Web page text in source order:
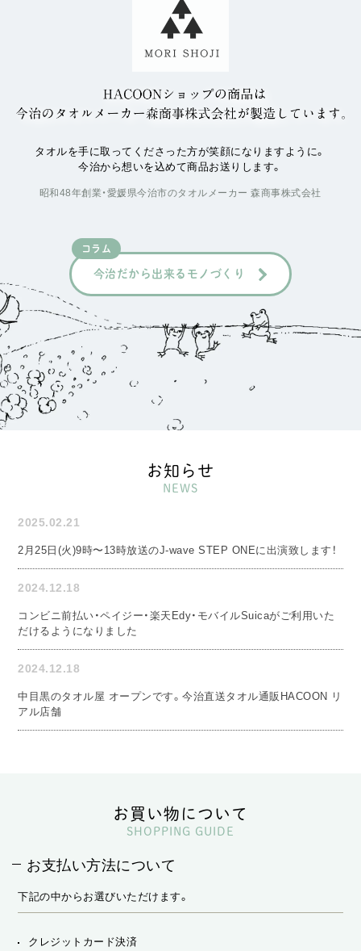
タオルを手に取ってくださった方が笑顔になりますように。
今治から想いを込めて商品お送りします。
昭和48年創業・愛媛県今治市のタオルメーカー 森商事株式会社
コラム
今治だから出来るモノづくり
お知らせ
NEWS
2025.02.21
2月25日(火)9時〜13時放送のJ-wave STEP ONEに出演致します！
2024.12.18
コンビニ前払い・ペイジー・楽天Edy・モバイルSuicaがご利用いた
だけるようになりました
2024.12.18
中目黒のタオル屋 オープンです。今治直送タオル通販HACOON リ
アル店舗
お買い物について
SHOPPING GUIDE
お支払い方法について
下記の中からお選びいただけます。
クレジットカード決済